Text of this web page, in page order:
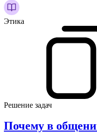
Этика
Решение задач
Почему в